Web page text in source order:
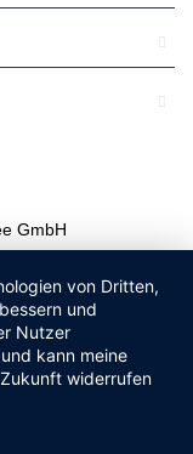
GmbH
von Dritten,
und
Nutzer
kann meine
widerrufen